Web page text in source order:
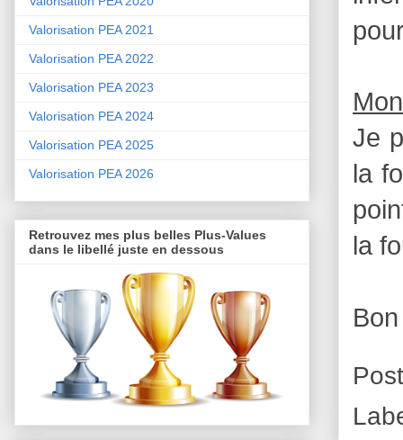
Je
la
la
Valorisation PEA 2021
Valorisation PEA 2022
Valorisation PEA 2023
Valorisation PEA 2024
Valorisation PEA 2025
Valorisation PEA 2026
Retrouvez mes plus belles Plus-Values
dans le libellé juste en dessous